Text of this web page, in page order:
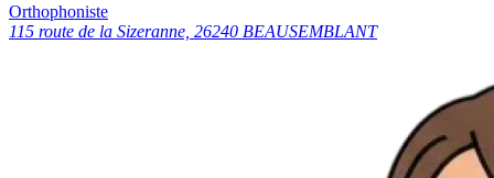
Orthophoniste
115 route de la Sizeranne, 26240 BEAUSEMBLANT